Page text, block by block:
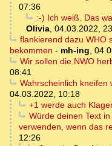
07:36
:-) Ich weiß. Das
Olivia, 04.03.2022,
flankierend dazu WHO
bekommen - mh-ing,
Wir sollen die NWO
08:41
Wahrscheinlich kneifen
04.03.2022, 10:18
+1 werde auch
Würde deinen Text
verwenden, wenn das
12:26